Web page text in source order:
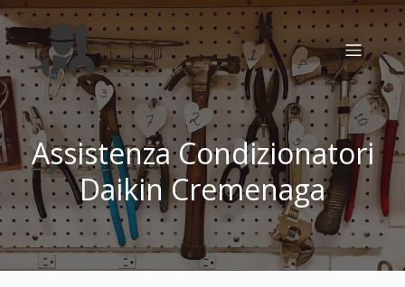
Assistenza Condizionatori
Daikin Cremenaga